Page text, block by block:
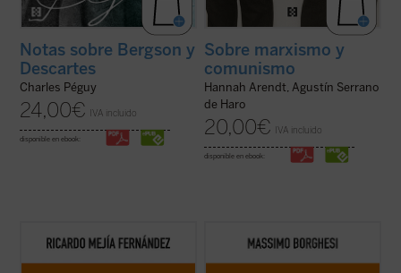
Notas sobre Bergson y
Descartes
Charles Péguy
24,00€ IVA incluido
disponible en ebook:
Sobre marxismo y
comunismo
Hannah Arendt, Agustín Serrano
de Haro
20,00€ IVA incluido
disponible en ebook:
En esta obra quiero establecer el enlace del
transhumanismo con la tradición
Este libro pretende recorrer la evolución
del pensamiento filosófico y político de